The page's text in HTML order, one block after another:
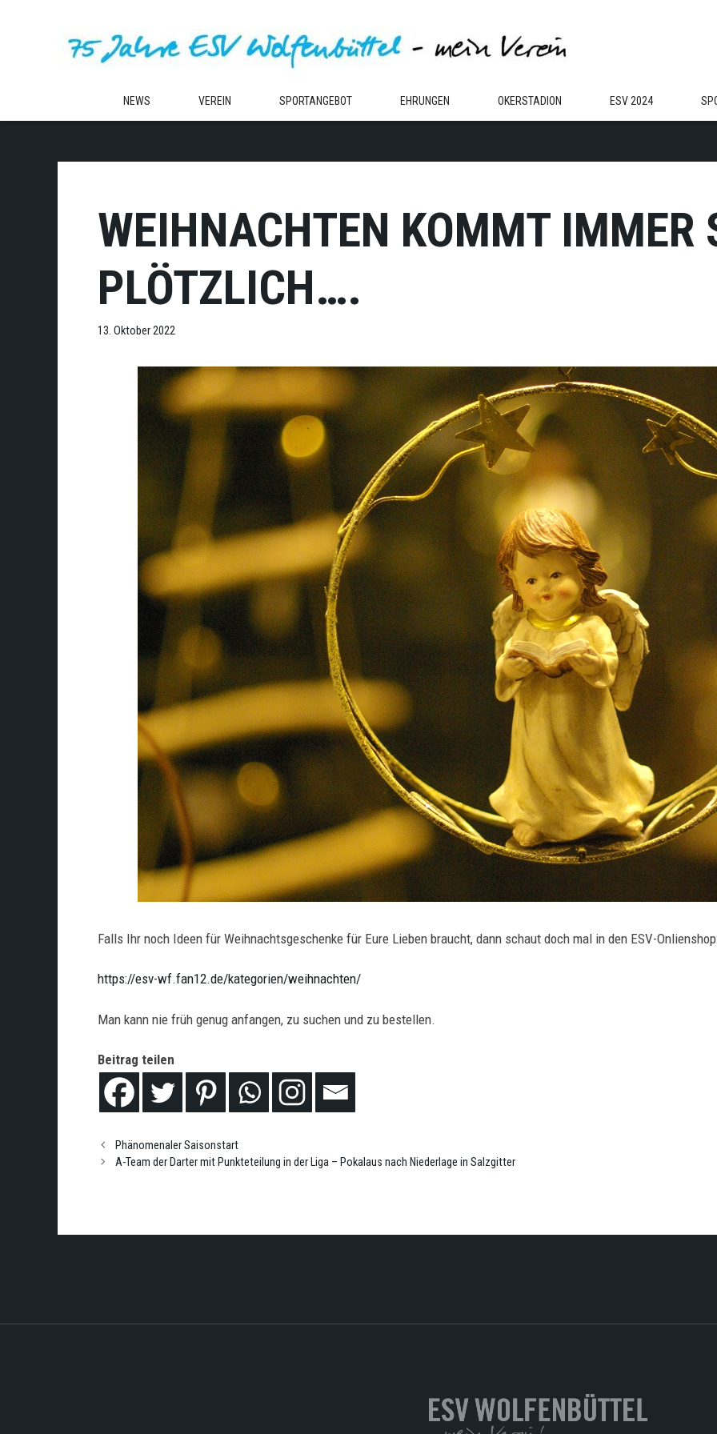
NEWS VEREIN SPORTANGEBOT EHRUNGEN OKERSTADION ESV 2024
WEIHNACHTEN KOMMT IMMER
PLÖTZLICH….
13. Oktober 2022
Falls Ihr noch Ideen für Weihnachtsgeschenke für Eure Lieben braucht, dann schaut doch mal in den ESV-
https://esv-wf.fan12.de/kategorien/weihnachten/
Man kann nie früh genug anfangen, zu suchen und zu bestellen.
Beitrag teilen
Phänomenaler Saisonstart
A-Team der Darter mit Punkteteilung in der Liga – Pokalaus nach Niederlage in Salzgitter